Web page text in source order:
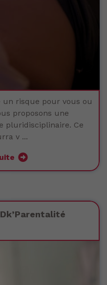
un risque pour vous ou
proposons une
pluridisciplinaire. Ce
v ...